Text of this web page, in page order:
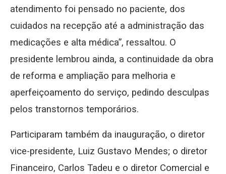
atendimento foi pensado no paciente, dos
cuidados na recepção até a administração das
medicações e alta médica”, ressaltou. O
presidente lembrou ainda, a continuidade da obra
de reforma e ampliação para melhoria e
aperfeiçoamento do serviço, pedindo desculpas
pelos transtornos temporários.
Participaram também da inauguração, o diretor
vice-presidente, Luiz Gustavo Mendes; o diretor
Financeiro, Carlos Tadeu e o diretor Comercial e